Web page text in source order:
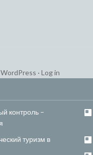
WordPress · Log in
контроль –
туризм в